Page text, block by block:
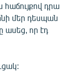
դրա
մեր դեսպան
ասեց, որ էդ